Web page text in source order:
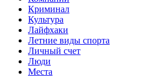
Криминал
Культура
Лайфхаки
Летние виды спорта
Личный счет
Люди
Места